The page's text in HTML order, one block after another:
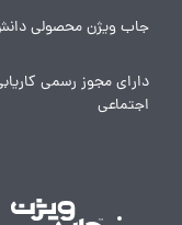
جاب ویژن محصولی
دارای مجوز رسمی
اجتماعی